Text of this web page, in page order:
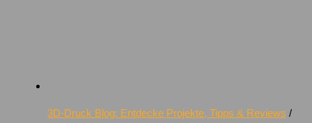
3D-Druck Blog: Entdecke Projekte, Tipps & Reviews /